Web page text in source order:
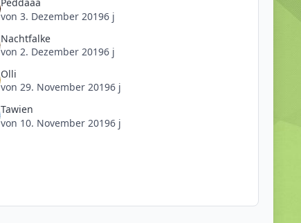
von3. Dezember 20196 j
Nachtfalke
von2. Dezember 20196 j
Olli
von29. November 20196 j
Tawien
von 10. November 20196 j